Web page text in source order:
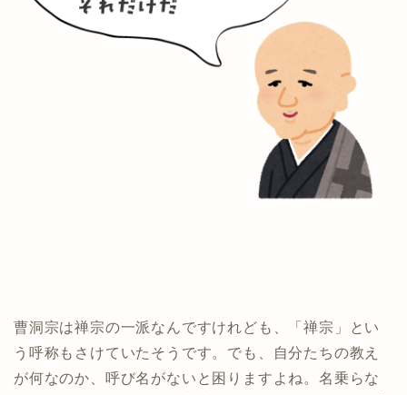
曹洞宗は禅宗の一派なんですけれども、「禅宗」とい
う呼称もさけていたそうです。でも、自分たちの教え
が何なのか、呼び名がないと困りますよね。名乗らな